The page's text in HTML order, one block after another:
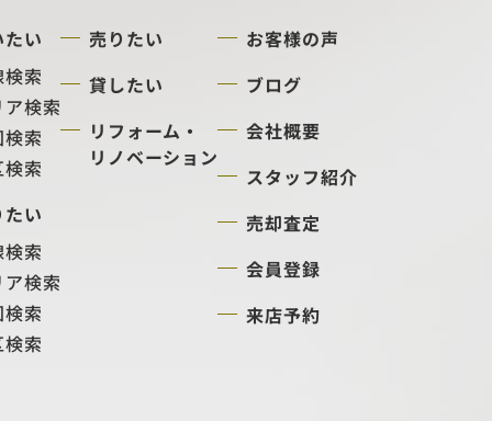
い
索
ア検索
索
索
い
索
ア検索
索
索
売りたい
貸したい
リフォーム・
リノベーション
お客様の声
ブログ
会社概要
スタッフ紹介
売却査定
会員登録
来店予約